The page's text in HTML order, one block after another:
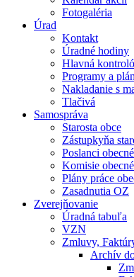
Fotogaléria
Úrad
Kontakt
Úradné hodiny
Hlavná
Programy a
Nakladanie s
Tlačivá
Samospráva
Starosta obce
Zástupkyňa
Poslanci
Komisie
Plány práce
Zasadnutia OZ
Zverejňovanie
Úradná tabuľa
VZN
Zmluvy,
Archív